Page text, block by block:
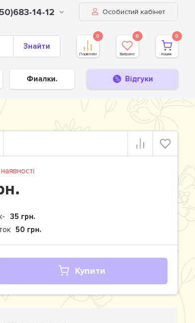
14-12 Особистий кабінет
Знайти
0
Порівняти
0
Вибране
0
Кошик
Фиалки. Відгуки
35 грн.
50 грн.
Купити